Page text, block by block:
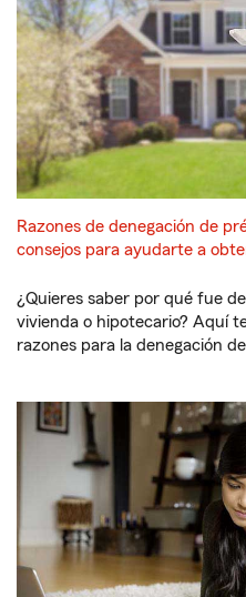
Razones de denegación de
consejos para ayudarte a
¿Quieres saber por qué fue
vivienda o hipotecario? Aquí
razones para la denegación